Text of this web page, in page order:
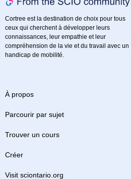
Cortree est la destination de choix pour tous
ceux qui cherchent à développer leurs
connaissances, leur empathie et leur
compréhension de la vie et du travail avec un
handicap de mobilité.
À propos
Parcourir par sujet
Trouver un cours
Créer
Visit sciontario.org